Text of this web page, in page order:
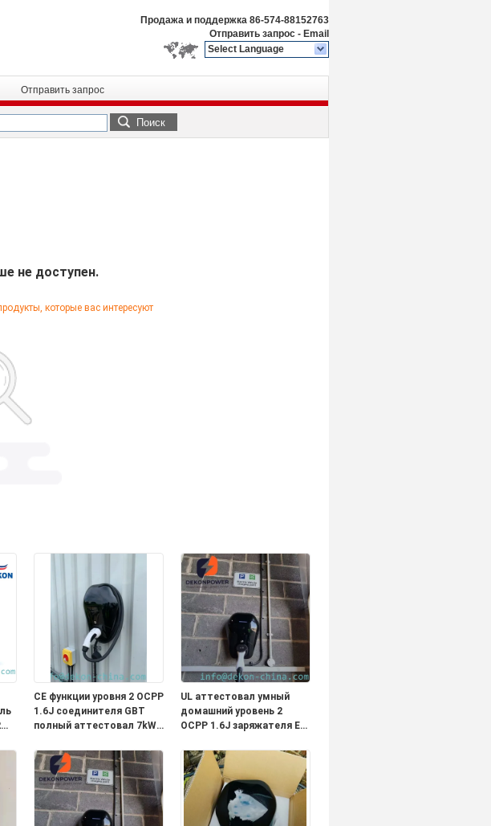
Продажа и поддержка 86-574-88152763
Отправить запрос - Email
Select Language
Отправить запрос
Поиск
не доступен.
которые вас интересуют
CE функции уровня 2 OCPP
1.6J соединителя GBT
полный аттестовал 7kW
EV с 5 метрами
привязывает WIFI и 4G
UL аттестовал умный
домашний уровень 2
OCPP 1.6J заряжателя EV
типа 1 функции с 5
метрами привязывает
выход 40A